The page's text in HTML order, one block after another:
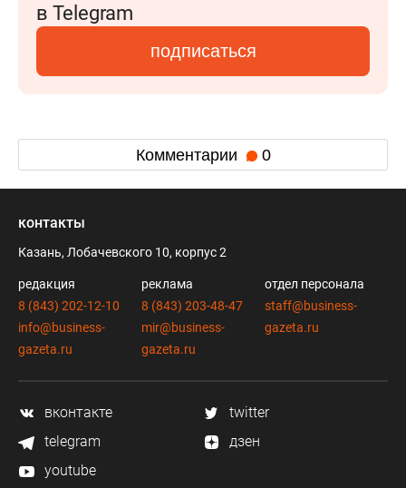
в Telegram
подписаться
Комментарии 0
контакты
Казань, Лобачевского 10, корпус 2
редакция
8 (843) 202-12-10
info@business-
gazeta.ru
реклама
8 (843) 203-48-47
mir@business-
gazeta.ru
отдел персонала
staff@business-
gazeta.ru
вконтакте
twitter
telegram
дзен
youtube